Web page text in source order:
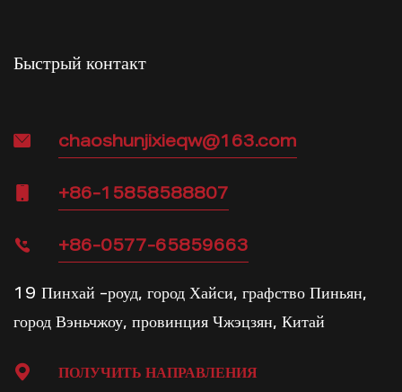
Быстрый контакт
chaoshunjixieqw@163.com
+86-15858588807
+86-0577-65859663
19 Пинхай -роуд, город Хайси, графство Пиньян,
город Вэньчжоу, провинция Чжэцзян, Китай
ПОЛУЧИТЬ НАПРАВЛЕНИЯ